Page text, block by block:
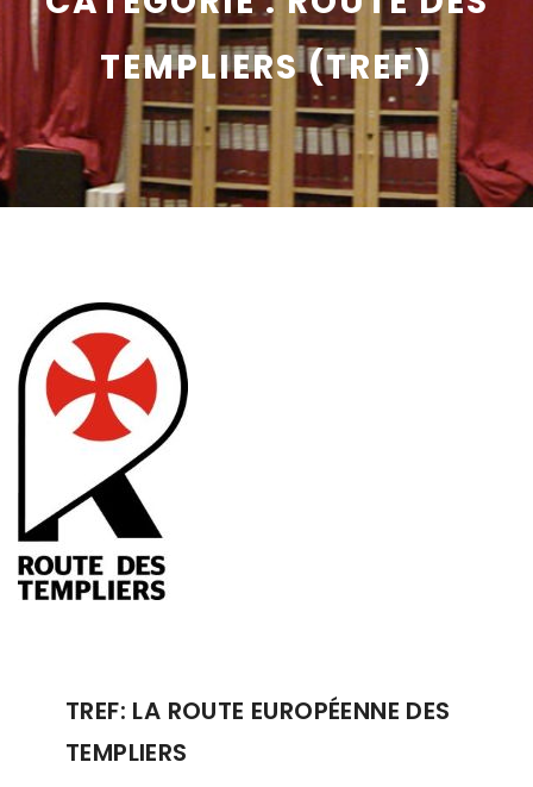
TEMPLIERS (TREF)
TREF: LA ROUTE EUROPÉENNE DES
TEMPLIERS